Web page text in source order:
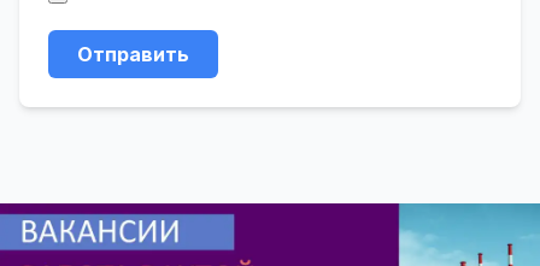
Отправить